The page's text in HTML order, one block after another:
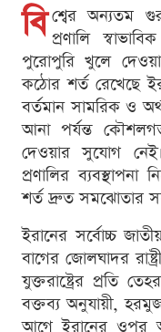
বি শ্বের অন্যতম
প্রণালি
পুরোপুরি খুলে
কঠোর শর্ত রেখেছে
বর্তমান সামরিক ও
আনা পর্যন্ত
দেওয়ার সুযোগ
প্রণালির
শর্ত দ্রুত সমঝোতার
ইরানের সর্বোচ্চ
বাগের জোলঘাদর
যুক্তরাষ্ট্রের প্রতি
বক্তব্য অনুযায়ী,
আগে ইরানের ওপর